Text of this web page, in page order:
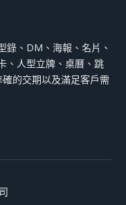
錄、DM、海報、名片、
、人型立牌、桌曆、跳
的交期以及滿足客戶需